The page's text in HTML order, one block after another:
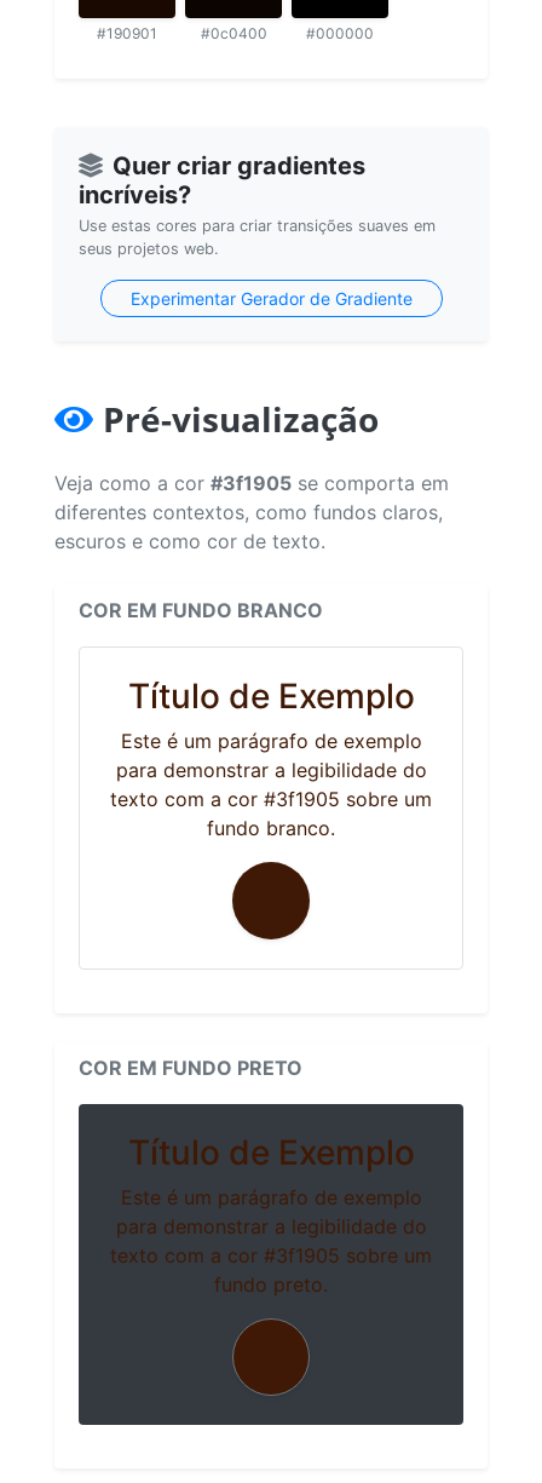
#190901 #0c0400 #000000
Quer criar gradientes
incríveis?
Use estas cores para criar transições suaves em
seus projetos web.
Experimentar Gerador de Gradiente
Pré-visualização
Veja como a cor #3f1905 se comporta em
diferentes contextos, como fundos claros,
escuros e como cor de texto.
COR EM FUNDO BRANCO
Título de Exemplo
Este é um parágrafo de exemplo
para demonstrar a legibilidade do
texto com a cor #3f1905 sobre um
fundo branco.
COR EM FUNDO PRETO
Título de Exemplo
Este é um parágrafo de exemplo
para demonstrar a legibilidade do
texto com a cor #3f1905 sobre um
fundo preto.